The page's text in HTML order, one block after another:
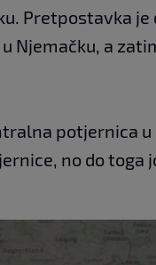
Pretpostavka je
a
potjernica u
no do toga